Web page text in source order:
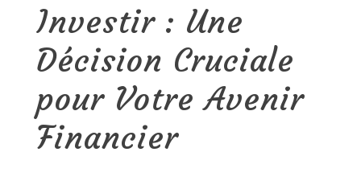
Investir : Une
Décision Cruciale
pour Votre Avenir
Financier